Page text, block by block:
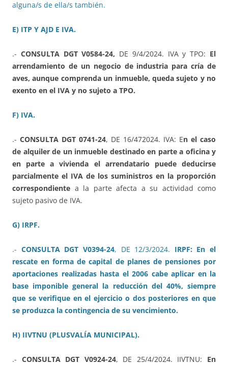
alguna/s de ella/s también.
E) ITP Y AJD E IVA.
.- CONSULTA DGT V0584-24, DE 9/4/2024. IVA y TPO: El
arrendamiento de un negocio de industria para cría de
aves, aunque comprenda un inmueble, queda sujeto y no
exento en el IVA y no sujeto a TPO.
F) IVA.
.- CONSULTA DGT 0741-24, DE 16/472024. IVA: En el caso
de alquiler de un inmueble destinado en parte a oficina y
en parte a vivienda el arrendatario puede deducirse
parcialmente el IVA de los suministros en la proporción
correspondiente a la parte afecta a su actividad como
sujeto pasivo de IVA.
G) IRPF.
.- CONSULTA DGT V0394-24, DE 12/3/2024. IRPF: En el
rescate en forma de capital de planes de pensiones por
aportaciones realizadas hasta el 2006 cabe aplicar en la
base imponible general la reducción del 40%, siempre
que se verifique en el ejercicio o dos posteriores en que
se produzca la contingencia de su vencimiento.
H) IIVTNU (PLUSVALÍA MUNICIPAL).
.- CONSULTA DGT V0924-24, DE 25/4/2024. IIVTNU: En